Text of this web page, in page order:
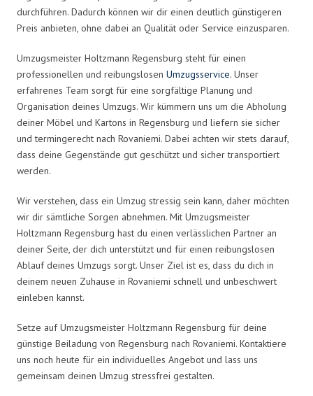
durchführen. Dadurch können wir dir einen deutlich günstigeren
Preis anbieten, ohne dabei an Qualität oder Service einzusparen.
Umzugsmeister Holtzmann Regensburg steht für einen
professionellen und reibungslosen Umzugsservice. Unser
erfahrenes Team sorgt für eine sorgfältige Planung und
Organisation deines Umzugs. Wir kümmern uns um die Abholung
deiner Möbel und Kartons in Regensburg und liefern sie sicher
und termingerecht nach Rovaniemi. Dabei achten wir stets darauf,
dass deine Gegenstände gut geschützt und sicher transportiert
werden.
Wir verstehen, dass ein Umzug stressig sein kann, daher möchten
wir dir sämtliche Sorgen abnehmen. Mit Umzugsmeister
Holtzmann Regensburg hast du einen verlässlichen Partner an
deiner Seite, der dich unterstützt und für einen reibungslosen
Ablauf deines Umzugs sorgt. Unser Ziel ist es, dass du dich in
deinem neuen Zuhause in Rovaniemi schnell und unbeschwert
einleben kannst.
Setze auf Umzugsmeister Holtzmann Regensburg für deine
günstige Beiladung von Regensburg nach Rovaniemi. Kontaktiere
uns noch heute für ein individuelles Angebot und lass uns
gemeinsam deinen Umzug stressfrei gestalten.